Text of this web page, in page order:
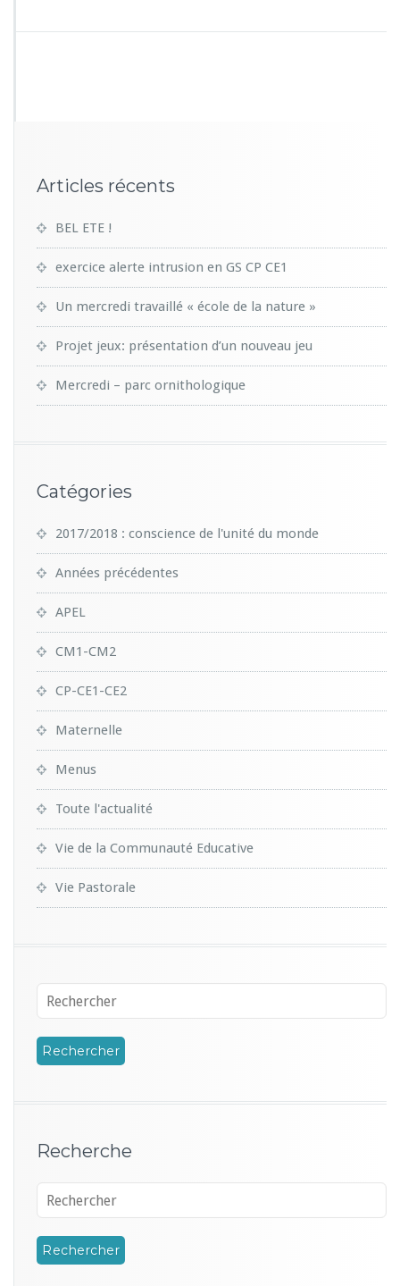
Articles récents
BEL ETE !
exercice alerte intrusion en GS CP CE1
Un mercredi travaillé « école de la nature »
Projet jeux: présentation d’un nouveau jeu
Mercredi – parc ornithologique
Catégories
2017/2018 : conscience de l'unité du monde
Années précédentes
APEL
CM1-CM2
CP-CE1-CE2
Maternelle
Menus
Toute l'actualité
Vie de la Communauté Educative
Vie Pastorale
Recherche